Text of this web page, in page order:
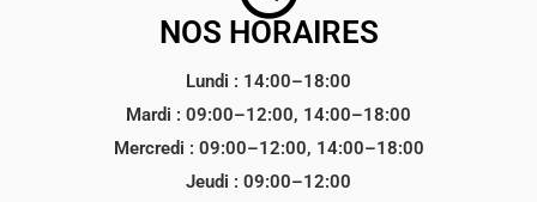
NOS HORAIRES
Lundi : 14:00–18:00
Mardi : 09:00–12:00, 14:00–18:00
Mercredi : 09:00–12:00, 14:00–18:00
Jeudi : 09:00–12:00